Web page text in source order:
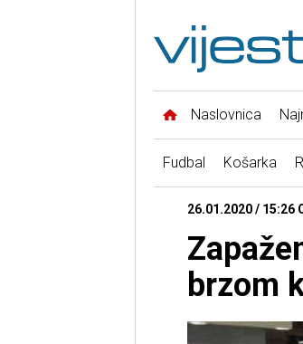
Naslovnica
Fudbal Košarka
26.01.2020 / 15:26
brzom